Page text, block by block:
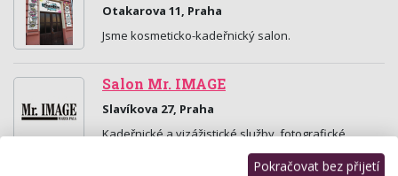
Otakarova 11, Praha
Jsme kosmeticko-kadeřnický salon.
Salon Mr. IMAGE
Slavíkova 27, Praha
Kadeřnické a vizážistické služby, fotografické
služby, kurzy líčení, svatební a společenský servis,
kosmetika, manikúra - nehtový desing,Pokračovat bez přijetí